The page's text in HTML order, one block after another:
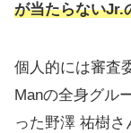
が当たらないJr.
個人的には審査
Manの全身グル
った野澤 祐樹